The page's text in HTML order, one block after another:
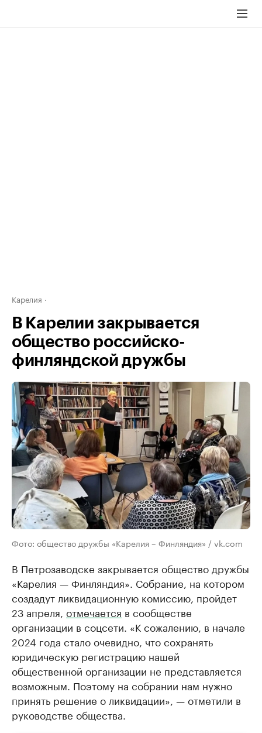
Карелия
В Карелии закрывается
общество российско-
финляндской дружбы
Фото: общество дружбы «Карелия – Финляндия» / vk.com
В Петрозаводске закрывается общество дружбы
«Карелия — Финляндия». Собрание, на котором
создадут ликвидационную комиссию, пройдет
23 апреля, отмечается в сообществе
организации в соцсети. «К сожалению, в начале
2024 года стало очевидно, что сохранять
юридическую регистрацию нашей
общественной организации не представляется
возможным. Поэтому на собрании нам нужно
принять решение о ликвидации», — отметили в
руководстве общества.